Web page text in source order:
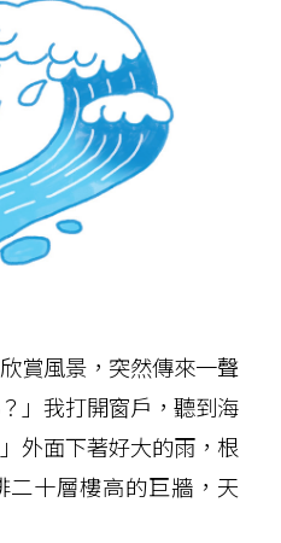
賞風景，突然傳來一聲
」我打開窗戶，聽到海
外面下著好大的雨，根
二十層樓高的巨牆，天